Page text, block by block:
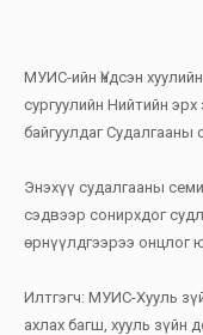
МУИС-ийн Үндсэн
сургуулийн Нийтийн
байгуулдаг
Энэхүү судалгааны
сэдвээр сонирхдог
өрнүүлдгээрээ онцлог
Илтгэгч: МУИС-Хууль
ахлах багш, хууль зүйн